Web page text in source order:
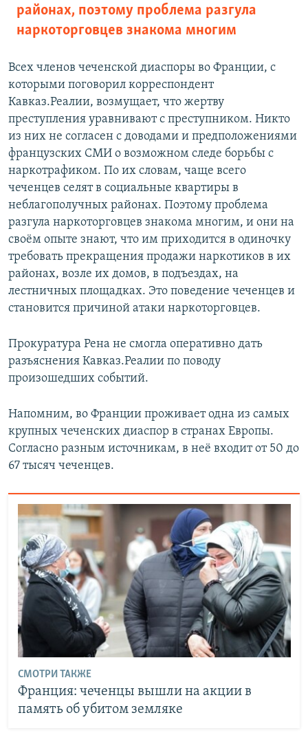
районах, поэтому проблема разгула
наркоторговцев знакома многим
Всех членов чеченской диаспоры во Франции, с
которыми поговорил корреспондент
Кавказ.Реалии, возмущает, что жертву
преступления уравнивают с преступником. Никто
из них не согласен с доводами и предположениями
французских СМИ о возможном следе борьбы с
наркотрафиком. По их словам, чаще всего
чеченцев селят в социальные квартиры в
неблагополучных районах. Поэтому проблема
разгула наркоторговцев знакома многим, и они на
своём опыте знают, что им приходится в одиночку
требовать прекращения продажи наркотиков в их
районах, возле их домов, в подъездах, на
лестничных площадках. Это поведение чеченцев и
становится причиной атаки наркоторговцев.
Прокуратура Рена не смогла оперативно дать
разъяснения Кавказ.Реалии по поводу
произошедших событий.
Напомним, во Франции проживает одна из самых
крупных чеченских диаспор в странах Европы.
Согласно разным источникам, в неё входит от 50 до
67 тысяч чеченцев.
СМОТРИ ТАКЖЕ
Франция: чеченцы вышли на акции в
память об убитом земляке